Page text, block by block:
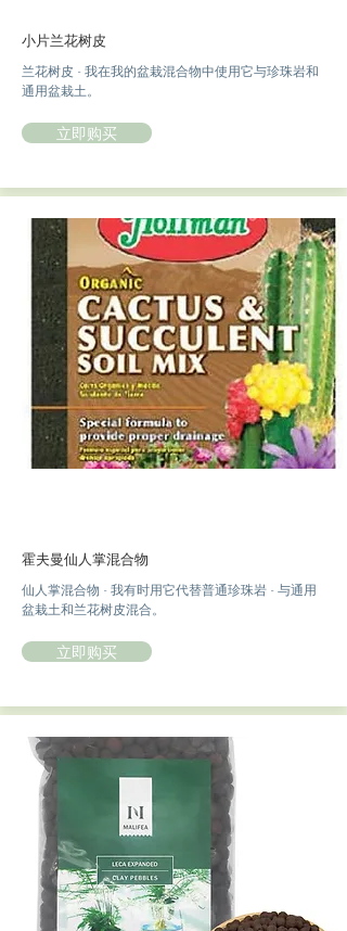
小片兰花树皮
兰花树皮 - 我在我的盆栽混合物中使用它与珍珠岩和
通用盆栽土。
立即购买
霍夫曼仙人掌混合物
仙人掌混合物 - 我有时用它代替普通珍珠岩 - 与通用
盆栽土和兰花树皮混合。
立即购买